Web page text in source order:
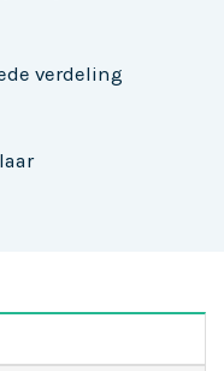
verdeling